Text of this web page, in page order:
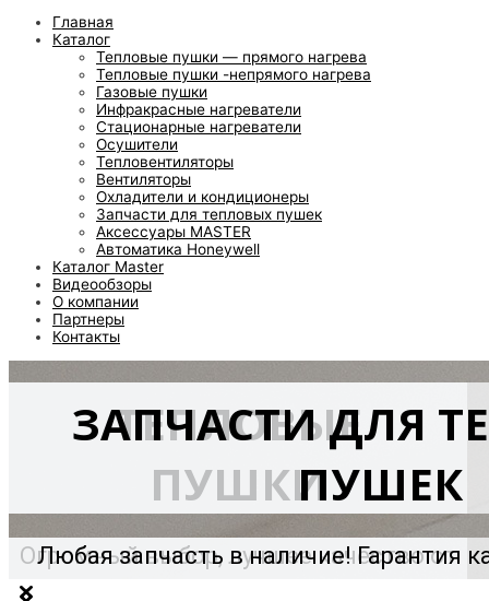
Главная
Каталог
Тепловые пушки — прямого нагрева
Тепловые пушки -непрямого нагрева
Газовые пушки
Инфракрасные нагреватели
Стационарные нагреватели
Осушители
Тепловентиляторы
Вентиляторы
Охладители и кондиционеры
Запчасти для тепловых пушек
Аксессуары MASTER
Автоматика Honeywell
Каталог Master
Видеообзоры
О компании
Партнеры
Контакты
ТЕПЛОВОЕ
MASTER!
Мы являемся официальным
дилером оборудования
ТЕПЛОВЫЕ
ПУШКИ
Огромный выбор, лучшее качество от
ЗАПЧАСТИ ДЛЯ
ПУШЕК
Любая запчасть в наличие! Гарантия